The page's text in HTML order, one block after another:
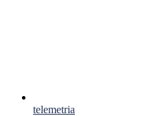
telemetria